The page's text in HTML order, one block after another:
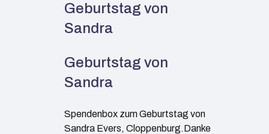
Geburtstag von
Sandra
Geburtstag von
Sandra
Spendenbox zum Geburtstag von
Sandra Evers, Cloppenburg.Danke